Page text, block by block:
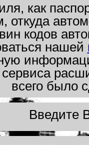
как
кодов
нашей
всего было
Введите